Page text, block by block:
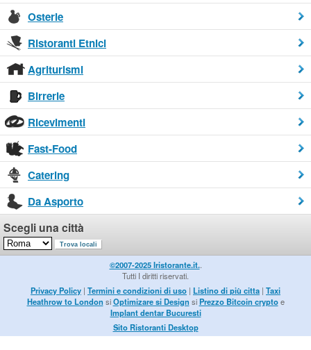
Osterie
Ristoranti Etnici
Agriturismi
Birrerie
Ricevimenti
Fast-Food
Catering
Da Asporto
Scegli una città
©2007-2025 Iristorante.it..
Tutti I diritti riservati.
Privacy Policy | Termini e condizioni di uso | Listino di più citta | Taxi
Heathrow to London siOptimizare si Design siPrezzo Bitcoin cryptoe
Implant dentar Bucuresti
Sito Ristoranti Desktop